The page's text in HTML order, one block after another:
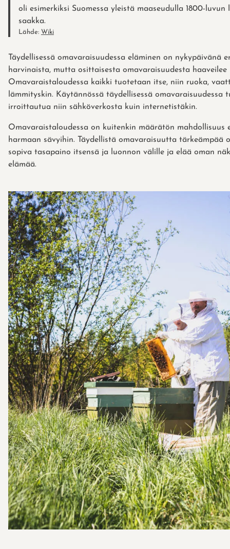
oli esimerkiksi Suomessa yleistä maaseudulla 1800-luvun
saakka.
Lähde: Wiki
Täydellisessä omavaraisuudessa eläminen on nykypäivänä
harvinaista, mutta osittaisesta omavaraisuudesta haaveilee
Omavaraistaloudessa kaikki tuotetaan itse, niin ruoka,
lämmityskin. Käytännössä täydellisessä omavaraisuudessa
irroittautua niin sähköverkosta kuin internetistäkin.
Omavaraistaloudessa on kuitenkin määrätön mahdollisuus
harmaan sävyihin. Täydellistä omavaraisuutta tärkeämpää
sopiva tasapaino itsensä ja luonnon välille ja elää oman
elämää.